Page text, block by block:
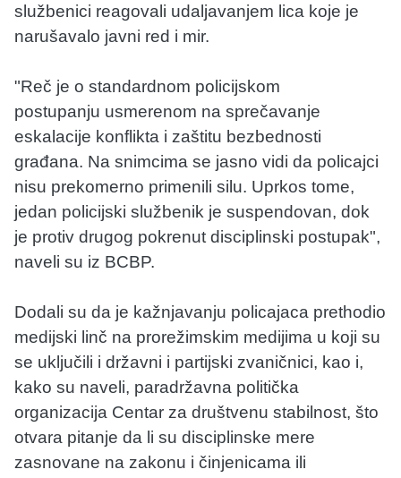
službenici reagovali udaljavanjem lica koje je
narušavalo javni red i mir.
"Reč je o standardnom policijskom
postupanju usmerenom na sprečavanje
eskalacije konflikta i zaštitu bezbednosti
građana. Na snimcima se jasno vidi da policajci
nisu prekomerno primenili silu. Uprkos tome,
jedan policijski službenik je suspendovan, dok
je protiv drugog pokrenut disciplinski postupak",
naveli su iz BCBP.
Dodali su da je kažnjavanju policajaca prethodio
medijski linč na prorežimskim medijima u koji su
se uključili i državni i partijski zvaničnici, kao i,
kako su naveli, paradržavna politička
organizacija Centar za društvenu stabilnost, što
otvara pitanje da li su disciplinske mere
zasnovane na zakonu i činjenicama ili